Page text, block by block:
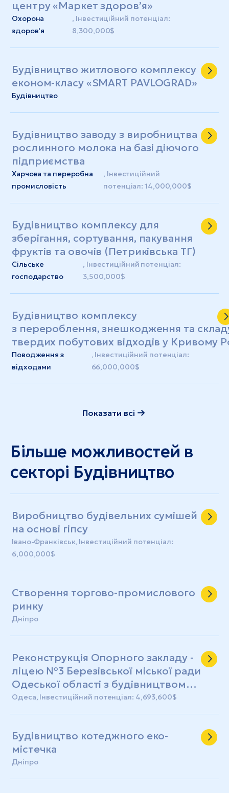
центру «Маркет здоров’я»
Охорона
здоров'я
, Інвестиційний потенціал:
8,300,000$
Будівництво житлового комплексу
економ-класу «SMART PAVLOGRAD»
Будівництво
Будівництво заводу з виробництва
рослинного молока на базі діючого
підприємства
Харчова та переробна
промисловість
, Інвестиційний
потенціал: 14,000,000$
Будівництво комплексу для
зберігання, сортування, пакування
фруктів та овочів (Петриківська ТГ)
Сільське
господарство
, Інвестиційний потенціал:
3,500,000$
Будівництво комплексу
з перероблення, знешкодження та
твердих побутових відходів у Кривому
Поводження з
відходами
, Інвестиційний потенціал:
66,000,000$
Показати всі
Більше можливостей в
секторі Будівництво
Виробництво будівельних сумішей
на основі гіпсу
Івано-Франківськ, Інвестиційний потенціал:
6,000,000$
Створення торгово-промислового
ринку
Дніпро
Реконструкція Опорного закладу -
ліцею №3 Березівської міської ради
Одеської області з будівництвом
триповерхового корпусу з
укриттям
Одеса, Інвестиційний потенціал: 4,693,600$
Будівництво котеджного еко-
містечка
Дніпро